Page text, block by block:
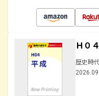
Ｈ０
歴史時代